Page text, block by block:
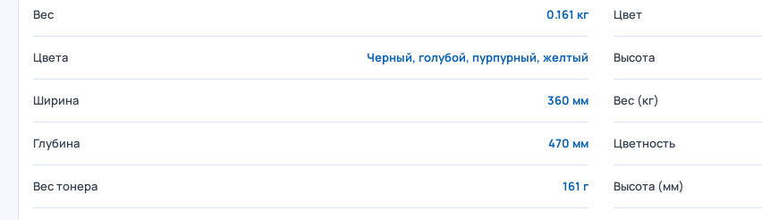
Вес 0.161 кг Цвет
Цвета Черный, голубой, пурпурный, желтый Высота
Ширина 360 мм Вес (кг)
Глубина 470 мм Цветность
Вес тонера 161 г Высота (мм)